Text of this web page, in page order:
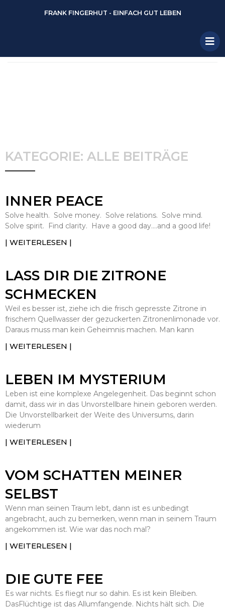
FRANK FINGERHUT - EINFACH GUT LEBEN
KATEGORIE: ALLE BEITRÄGE
INNER PEACE
Solve health. Solve money. Solve relations. Solve mind.
Solve spirit. Find clarity. Have a good day….and a good life!
| WEITERLESEN |
LASS DIR DIE ZITRONE
SCHMECKEN
Weil es besser ist, ziehe ich die frisch gepresste Zitrone in
frischem Quellwasser der gezuckerten Zitronenlimonade vor.
Daraus muss man kein Geheimnis machen. Man kann
| WEITERLESEN |
LEBEN IM MYSTERIUM
Leben ist eine komplexe Angelegenheit. Das beginnt schon
damit, dass wir in das Unvorstellbare hinein geboren werden.
Die Unvorstellbarkeit der Weite des Universums, darin
wiederum
| WEITERLESEN |
VOM SCHATTEN MEINER
SELBST
Wenn man seinen Traum lebt, dann ist es unbedingt
angebracht, auch zu bemerken, wenn man in seinem Traum
angekommen ist. Wie war das noch mal?
| WEITERLESEN |
DIE GUTE FEE
Es war nichts. Es fliegt nur so dahin. Es ist kein Bleiben.
DasFlüchtige ist das Allumfangende. Nichts hält sich. Die